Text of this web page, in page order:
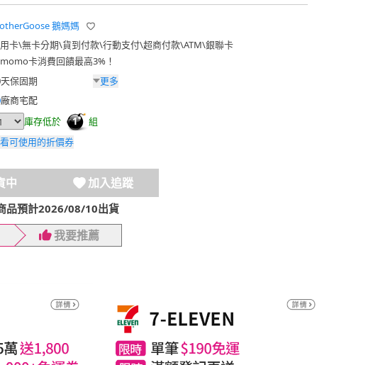
鵝媽媽
卡\無卡分期\貨到付款\行動支付\超商付款\ATM\銀聯卡
卡消費回饋最高3%！
保固期
更多
廠商宅配
庫存低於 1
組
可使用的折價券
中 加入追蹤
品預計2026/08/10出貨
我要推薦